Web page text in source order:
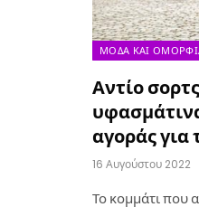
ΜΌΔΑ ΚΑΙ
Αντίο
αγοράς για
16 Αυγούστου 2022
Το κομμάτι που